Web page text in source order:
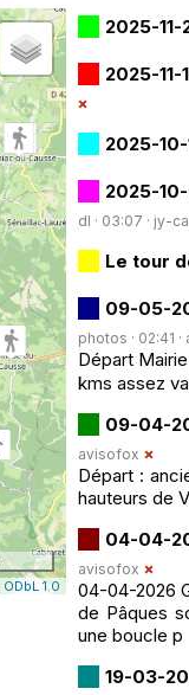
ODbL 1.0
2025-
2025-
2025-
2025-
dl · 03:07 · jy-
Le tour
09-05-
photos · 02:41 ·
Départ
kms assez
09-04-
avisofox
Départ :
hauteurs de
04-04-
avisofox
04-04-2026
de Pâques
une boucle p
19-03-